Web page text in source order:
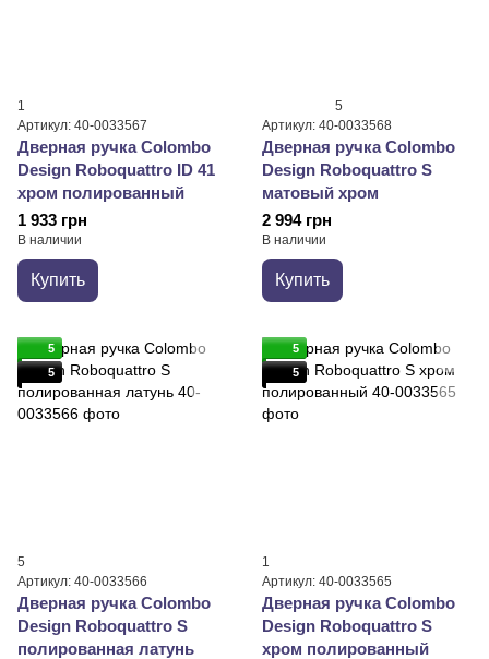
1
Артикул: 40-0033567
Дверная ручка Colombo
Design Roboquattro ID 41
хром полированный
1 933 грн
В наличии
Купить
5
Артикул: 40-0033568
Дверная ручка Colombo
Design Roboquattro S
матовый хром
2 994 грн
В наличии
Купить
5
5
5
Артикул: 40-0033566
Дверная ручка Colombo
Design Roboquattro S
полированная латунь
5
5
1
Артикул: 40-0033565
Дверная ручка Colombo
Design Roboquattro S
хром полированный